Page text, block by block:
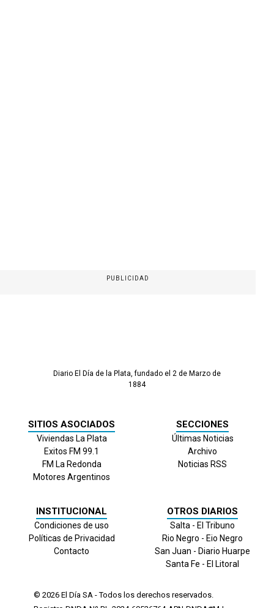
PUBLICIDAD
Diario El Día de la Plata, fundado el 2 de Marzo de
1884
SITIOS ASOCIADOS
Viviendas La Plata
Exitos FM 99.1
FM La Redonda
Motores Argentinos
SECCIONES
Últimas Noticias
Archivo
Noticias RSS
INSTITUCIONAL
Condiciones de uso
Políticas de Privacidad
Contacto
OTROS DIARIOS
Salta - El Tribuno
Rio Negro - Eio Negro
San Juan - Diario Huarpe
Santa Fe - El Litoral
© 2026 El Día SA - Todos los derechos reservados.